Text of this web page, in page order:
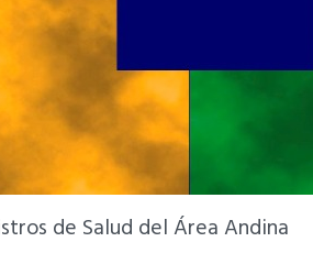
de Salud del Área Andina